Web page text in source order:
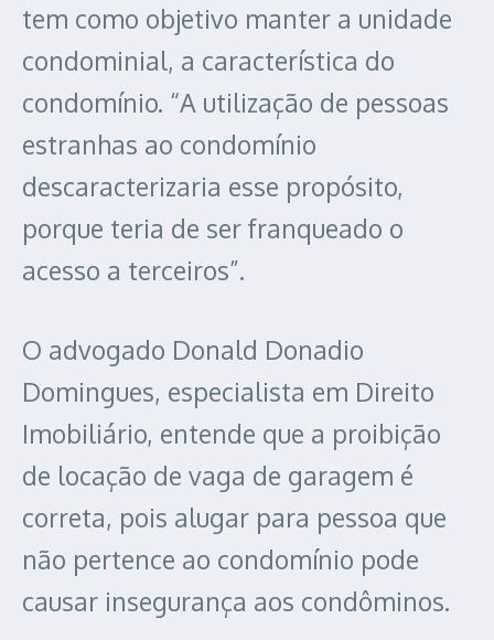
tem como objetivo manter a unidade
condominial, a característica do
condomínio. “A utilização de pessoas
estranhas ao condomínio
descaracterizaria esse propósito,
porque teria de ser franqueado o
acesso a terceiros”.
O advogado Donald Donadio
Domingues, especialista em Direito
Imobiliário, entende que a proibição
de locação de vaga de garagem é
correta, pois alugar para pessoa que
não pertence ao condomínio pode
causar insegurança aos condôminos.